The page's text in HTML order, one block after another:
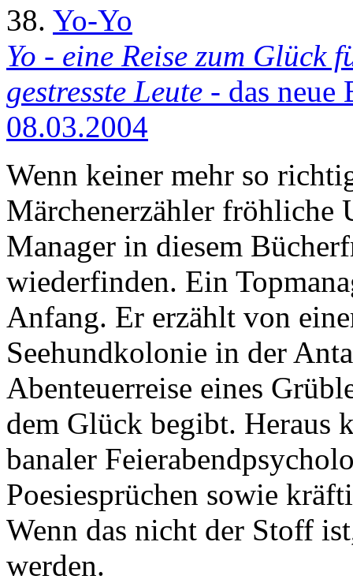
38. Yo-Yo
Yo - eine Reise zum Glück
gestresste Leute - das neue
08.03.2004
Wenn keiner mehr so
Märchenerzähler fröhliche
Manager in diesem
wiederfinden. Ein
Anfang. Er erzählt von
Seehundkolonie in der
Abenteuerreise eines
dem Glück begibt. Heraus
banaler
Poesiesprüchen sowie
Wenn das nicht der Stoff
werden.